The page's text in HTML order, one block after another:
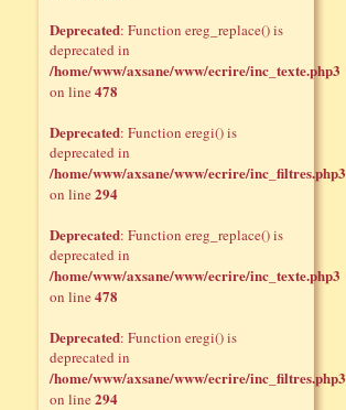
Deprecated: Function ereg_replace() is
deprecated in
/home/www/axsane/www/ecrire/inc_texte.php3
on line478
Deprecated: Function eregi() is
deprecated in
/home/www/axsane/www/ecrire/inc_filtres.php3
on line294
Deprecated: Function ereg_replace() is
deprecated in
/home/www/axsane/www/ecrire/inc_texte.php3
on line478
Deprecated: Function eregi() is
deprecated in
/home/www/axsane/www/ecrire/inc_filtres.php3
on line294